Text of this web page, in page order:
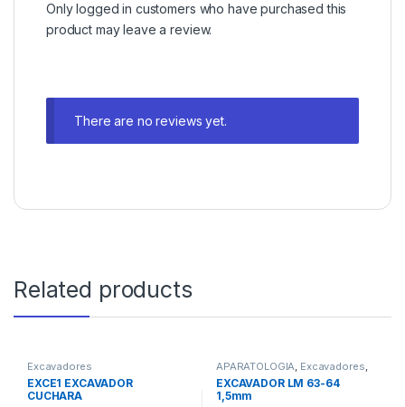
Only logged in customers who have purchased this
product may leave a review.
There are no reviews yet.
Related products
Excavadores
EXCE1 EXCAVADOR
CUCHARA
APARATOLOGIA Excavadores
EXCAVADOR LM 63-64
1,5mm